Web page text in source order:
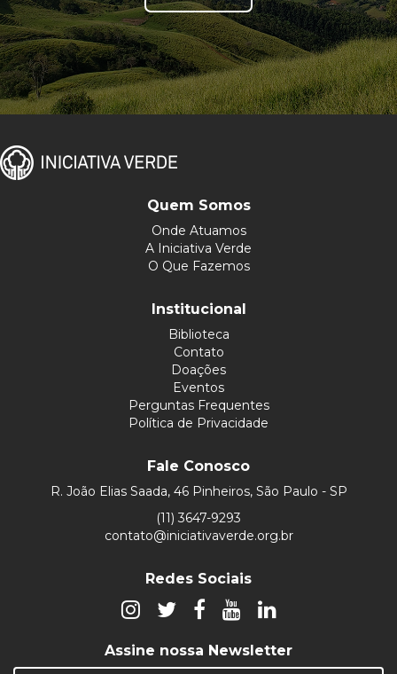
Quem Somos
Onde Atuamos
A Iniciativa Verde
O Que Fazemos
Institucional
Biblioteca
Contato
Doações
Eventos
Perguntas Frequentes
Política de Privacidade
Fale Conosco
R. João Elias Saada, 46 Pinheiros, São Paulo - SP
(11) 3647-9293
contato@iniciativaverde.org.br
Redes Sociais
Assine nossa Newsletter